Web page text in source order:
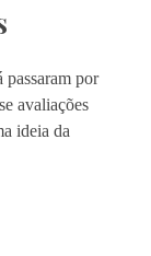
passaram por
avaliações
ideia da